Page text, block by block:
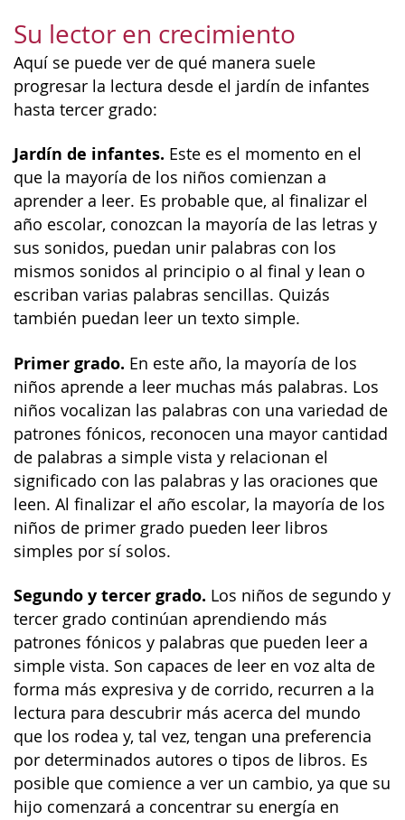
Su lector en crecimiento
Aquí se puede ver de qué manera suele
progresar la lectura desde el jardín de infantes
hasta tercer grado:
Jardín de infantes. Este es el momento en el
que la mayoría de los niños comienzan a
aprender a leer. Es probable que, al finalizar el
año escolar, conozcan la mayoría de las letras y
sus sonidos, puedan unir palabras con los
mismos sonidos al principio o al final y lean o
escriban varias palabras sencillas. Quizás
también puedan leer un texto simple.
Primer grado. En este año, la mayoría de los
niños aprende a leer muchas más palabras. Los
niños vocalizan las palabras con una variedad de
patrones fónicos, reconocen una mayor cantidad
de palabras a simple vista y relacionan el
significado con las palabras y las oraciones que
leen. Al finalizar el año escolar, la mayoría de los
niños de primer grado pueden leer libros
simples por sí solos.
Segundo y tercer grado. Los niños de segundo y
tercer grado continúan aprendiendo más
patrones fónicos y palabras que pueden leer a
simple vista. Son capaces de leer en voz alta de
forma más expresiva y de corrido, recurren a la
lectura para descubrir más acerca del mundo
que los rodea y, tal vez, tengan una preferencia
por determinados autores o tipos de libros. Es
posible que comience a ver un cambio, ya que su
hijo comenzará a concentrar su energía en